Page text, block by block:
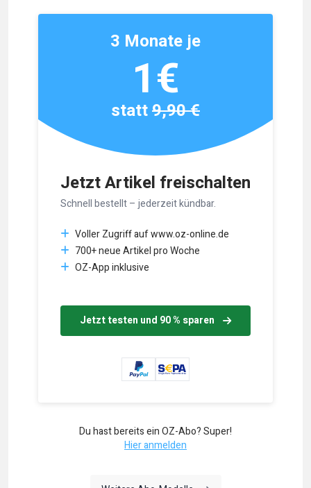
Jetzt Artikel freischalten
Schnell bestellt – jederzeit kündbar.
Voller Zugriff auf www.oz-online.de
700+ neue Artikel pro Woche
OZ-App inklusive
Jetzt testen und 90 % sparen
3 Monate je
1€
statt9,90 €
Du hast bereits ein OZ-Abo? Super!
Hier anmelden